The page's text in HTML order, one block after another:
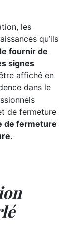
les
qu’ils
fournir de
signes
affiché en
dans le
de fermeture
de fermeture